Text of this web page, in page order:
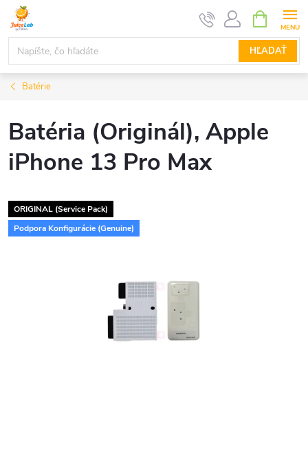
Prejsť
obsah
HĽADAŤ
KOŠÍK
Batérie
Batéria (Originál), Apple
iPhone 13 Pro Max
ORIGINAL (Service Pack)
Podpora Konfigurácie (Genuine)